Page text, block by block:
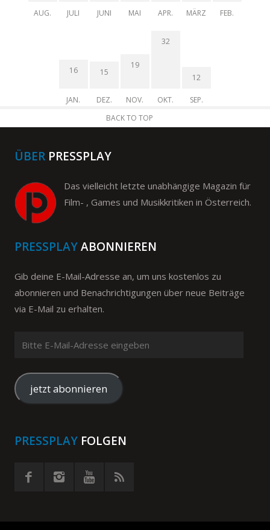
AUG.
JULI
JUNI
MAI
APR.
MÄRZ
FEB.
16
JAN.
15
DEZ.
19
NOV.
32
OKT.
12
SEP.
BACK TO TOP
ÜBER PRESSPLAY
Das vielleicht letzte unabhängige Magazin für
Film- , Games und Musikkritiken in Österreich.
PRESSPLAYABONNIEREN
Gib deine E-Mail-Adresse an, um uns kostenlos zu
abonnieren und Benachrichtigungen über neue Beiträge
via E-Mail zu erhalten.
Mail-
Adresse
eingeben
jetzt abonnieren
PRESSPLAY FOLGEN